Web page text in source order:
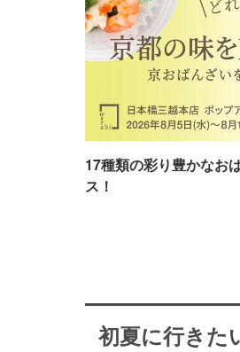
17種類の彩り豊かなお
ス！
初夏に行きた